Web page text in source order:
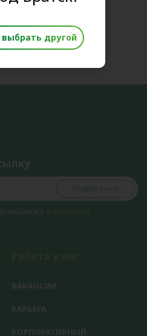
Подписаться
с
ВАКАНСИИ
КАРЬЕРА
КОРПОРАТИВНЫЙ
выбрать другой